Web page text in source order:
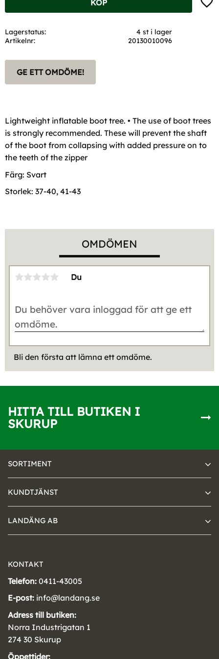
KÖP
Lagerstatus
4 st i lager
Artikelnr
20130010096
GE ETT OMDÖME!
Lightweight inflatable boot tree. • The use of boot trees
is strongly recommended. These will prevent the shaft
of the boot from collapsing with added pressure on to
the teeth of the zipper
Färg: Svart
Storlek: 37-40, 41-43
OMDÖMEN
Du
Bli den första att lämna ett omdöme.
HITTA TILL BUTIKEN I
SKURUP
SORTIMENT
KUNDTJÄNST
LANDÄNG AB
KONTAKT
Telefon: 0411-43005
E-post: info@landang.se
Adress till butiken:
Norra Industrigatan 1
274 30 Skurup
Öppettider: